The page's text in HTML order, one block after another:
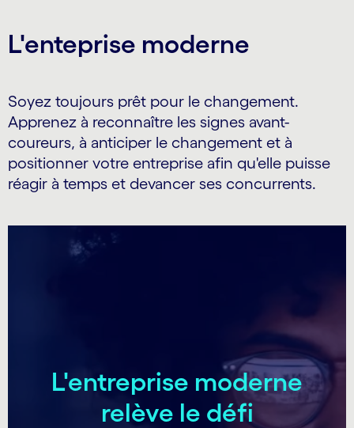
L'enteprise moderne
Soyez toujours prêt pour le changement.
Apprenez à reconnaître les signes avant-
coureurs, à anticiper le changement et à
positionner votre entreprise afin qu'elle puisse
réagir à temps et devancer ses concurrents.
carousel starts
L'entreprise moderne
relève le défi